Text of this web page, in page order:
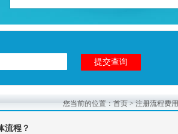
您当前的位置： 首页 > 注册流程费用
流程？